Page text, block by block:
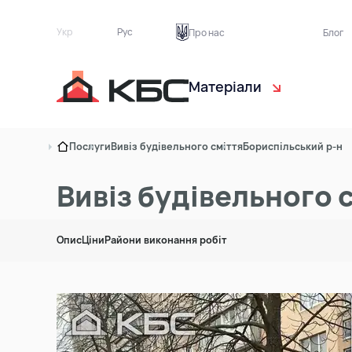
Укр Рус Про нас Блог
Матеріали
Асфальтна крихта
Цегляний бій
ПослугиВивіз будівельного сміттяБориспільський р-н
Вивіз будівельного
ОписЦіниРайони виконання робіт